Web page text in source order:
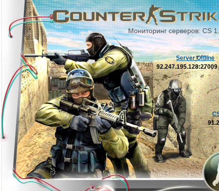
Мониторинг серверов: CS
Server Offline
92.247.195.128:27009